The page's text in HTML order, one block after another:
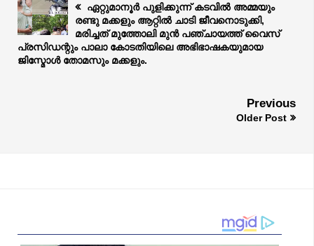
ഏറ്റുമാനൂർ പുളിക്കുന്ന് കടവിൽ അമ്മയും
രണ്ടു മക്കളും ആറ്റിൽ ചാടി ജീവനൊടുക്കി,
മരിച്ചത് മുത്തോലി മുൻ പഞ്ചായത്ത് വൈസ്
പ്രസിഡന്റും പാലാ കോടതിയിലെ അഭിഭാഷകയുമായ
ജിസ്മോൾ തോമസും മക്കളും.
Previous
Older Post